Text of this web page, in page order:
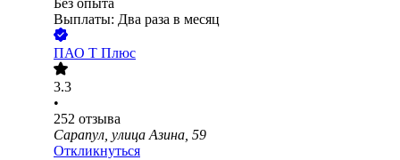
Без опыта
Выплаты: Два раза в месяц
ПАО Т Плюс
3.3
•
252 отзыва
Сарапул, улица Азина, 59
Откликнуться